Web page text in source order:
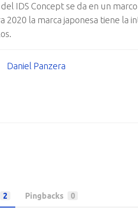
IDS Concept se da en un
2020 la marca japonesa tiene la
Daniel Panzera
2 Pingbacks 0